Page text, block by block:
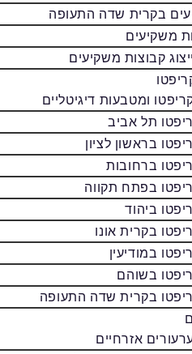
בקרית שדה התעופה
משקיעים
קבוצות משקיעים
ומטבעות דיגיטליים
תל אביב
בראשון לציון
ברחובות
בפתח תקווה
ביהוד
בקרית אונו
במודיעין
בשוהם
בקרית שדה התעופה
אזרחיים